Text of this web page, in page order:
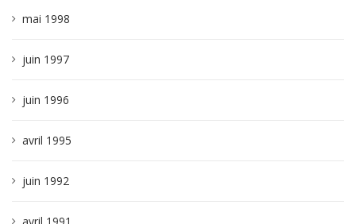
mai 1998
juin 1997
juin 1996
avril 1995
juin 1992